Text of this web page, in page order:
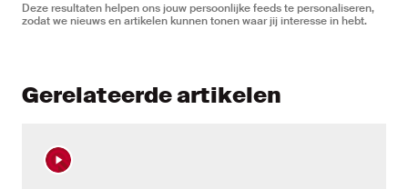
Deze resultaten helpen ons jouw persoonlijke feeds te personaliseren,
zodat we nieuws en artikelen kunnen tonen waar jij interesse in hebt.
Gerelateerde artikelen